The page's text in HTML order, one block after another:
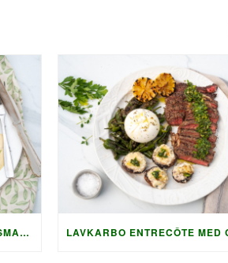
LAVKARBO SITRON- OG ROSMARINMARINERTE NAKKEKOTELETTER MED SPRØ SQUASHRØSTI OG PARMESAN-SAUS